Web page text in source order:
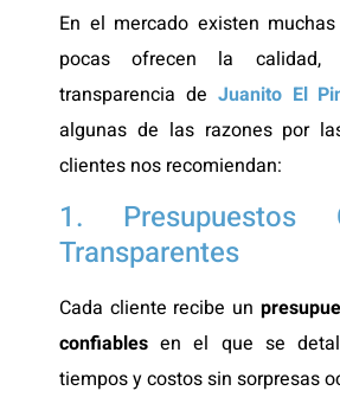
En el mercado existen
pocas ofrecen la calidad,
transparencia de Juanito El
algunas de las razones por
clientes nos recomiendan:
1. Presupuestos
Transparentes
Cada cliente recibe un
confiables en el que se
tiempos y costos sin sorpresas